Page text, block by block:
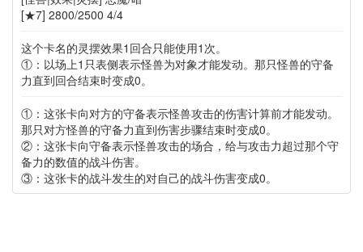
[★7] 2800/2500 4/4
这个卡名的灵摆效果1回合只能使用1次。
①：以场上1只表侧表示怪兽为对象才能发动。那只怪兽的守备
力直到回合结束时变成0。
①：这张卡向对方的守备表示怪兽攻击的伤害计算前才能发动。
那只对方怪兽的守备力直到伤害步骤结束时变成0。
②：这张卡向守备表示怪兽攻击的场合，给与攻击力超过那个守
备力的数值的战斗伤害。
③：这张卡的战斗发生的对自己的战斗伤害变成0。